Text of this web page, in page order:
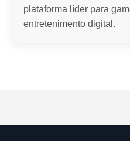
plataforma líder para
entretenimento digital.